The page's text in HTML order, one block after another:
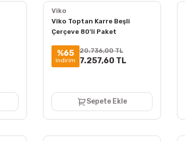
Viko
Viko Toptan Karre Beşli
Çerçeve 80'li Paket
%65
indirim
20.736,00 TL
7.257,60 TL
Sepete Ekle